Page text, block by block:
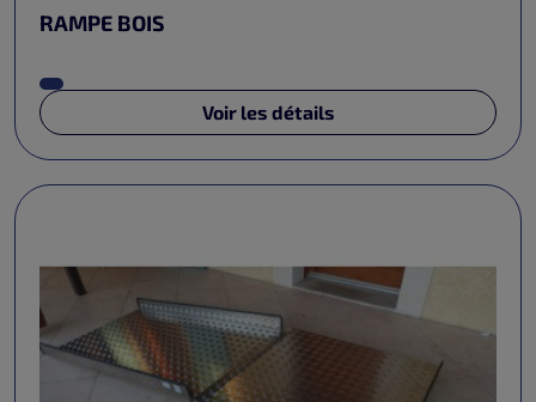
RAMPE BOIS
Voir les détails